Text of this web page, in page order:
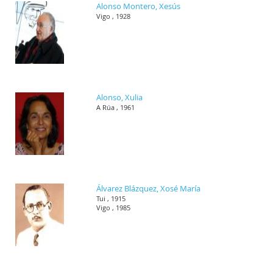
Alonso Montero, Xesús
Vigo , 1928
Alonso, Xulia
A Rúa , 1961
Álvarez Blázquez, Xosé María
Tui , 1915
Vigo , 1985